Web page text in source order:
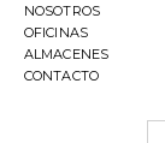
NOSOTROS
OFICINAS
ALMACENES
CONTACTO